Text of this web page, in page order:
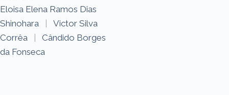
Eloisa Elena Ramos Dias
Shinohara
|
Victor Silva
Corrêa
|
Cândido Borges
da Fonseca